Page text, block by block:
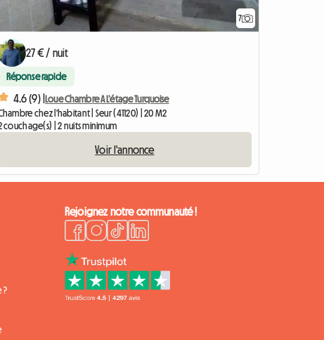
7
27 € / nuit
Réponse rapide
4.6 (9) |Loue Chambre A L’étage Turquoise
chez l'habitant | Seur (41120) | 20 M2
couchage(s) | 2 nuits minimum
Voir l'annonce
?
Rejoignez notre communauté !